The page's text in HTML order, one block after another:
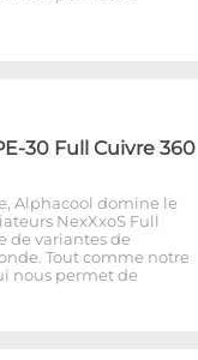
30 Full Cuivre 360
Alphacool domine le
NexXxoS Full
de variantes de
Tout comme notre
nous permet de